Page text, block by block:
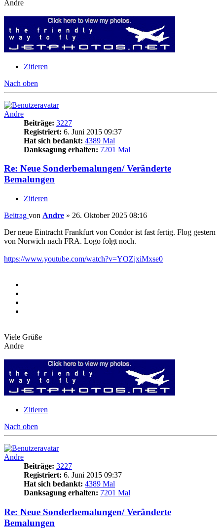
Andre
Zitieren
Nach oben
Andre
Beiträge: 3227
Registriert: 6. Juni 2015 09:37
Hat sich bedankt: 4389 Mal
Danksagung erhalten: 7201 Mal
Re: Neue Sonderbemalungen/ Veränderte
Bemalungen
Zitieren
Beitrag von Andre » 26. Oktober 2025 08:16
Der neue Eintracht Frankfurt von Condor ist fast fertig. Flog gestern
von Norwich nach FRA. Logo folgt noch.
https://www.youtube.com/watch?v=YOZjxiMxse0
Viele Grüße
Andre
Zitieren
Nach oben
Andre
Beiträge: 3227
Registriert: 6. Juni 2015 09:37
Hat sich bedankt: 4389 Mal
Danksagung erhalten: 7201 Mal
Re: Neue Sonderbemalungen/ Veränderte
Bemalungen